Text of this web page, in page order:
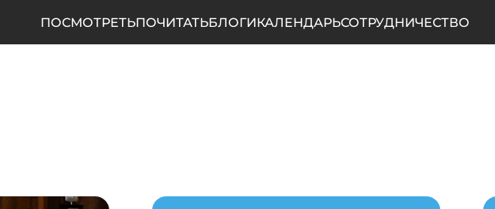
ПОСМОТРЕТЬПОЧИТАТЬБЛОГИКАЛЕНДАРЬСОТРУДНИЧЕСТВО